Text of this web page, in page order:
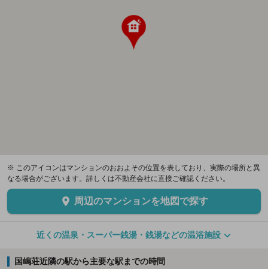
※ このアイコンはマンションのおおよその位置を表しており、実際の場所と異
なる場合がございます。詳しくは不動産会社に直接ご確認ください。
周辺のマンションを地図で探す
近くの温泉・スーパー銭湯・銭湯などの温浴施設
国嶋荘近隣の駅から主要な駅までの時間